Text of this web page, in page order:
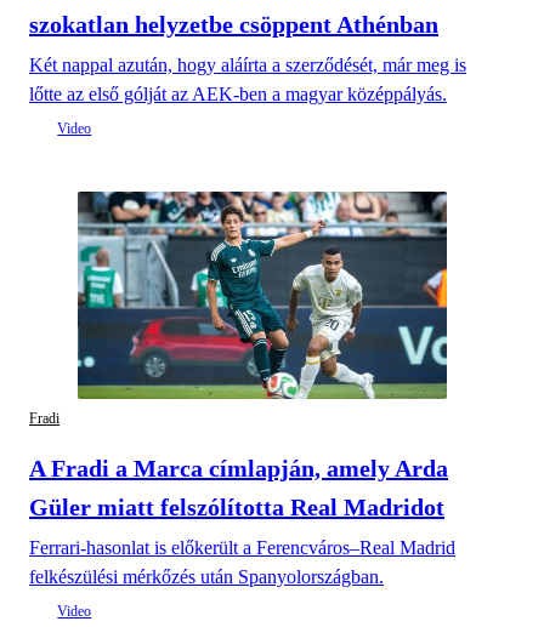
szokatlan helyzetbe csöppent Athénban
Két nappal azután, hogy aláírta a szerződését, már meg is
lőtte az első gólját az AEK-ben a magyar középpályás.
Fradi
A Fradi a Marca címlapján, amely Arda
Güler miatt felszólította Real Madridot
Ferrari-hasonlat is előkerült a Ferencváros–Real Madrid
felkészülési mérkőzés után Spanyolországban.